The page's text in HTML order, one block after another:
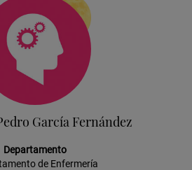
García Fernández
Departamento
de Enfermería